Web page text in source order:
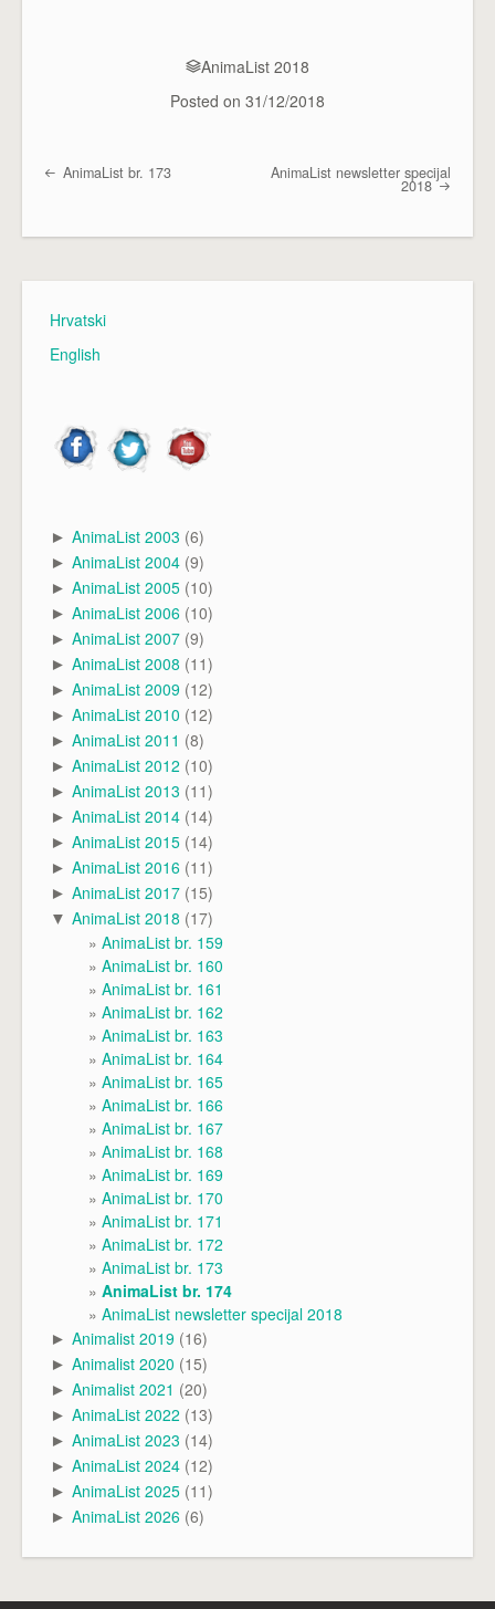
AnimaList 2018
Posted on 31/12/2018
Post navigation
AnimaList br. 173 AnimaList newsletter specijal
2018
Hrvatski
English
► AnimaList 2003 (6)
► AnimaList 2004 (9)
► AnimaList 2005 (10)
► AnimaList 2006 (10)
► AnimaList 2007 (9)
► AnimaList 2008 (11)
► AnimaList 2009 (12)
► AnimaList 2010 (12)
► AnimaList 2011 (8)
► AnimaList 2012 (10)
► AnimaList 2013 (11)
► AnimaList 2014 (14)
► AnimaList 2015 (14)
► AnimaList 2016 (11)
► AnimaList 2017 (15)
▼ AnimaList 2018 (17)
AnimaList br. 159
AnimaList br. 160
AnimaList br. 161
AnimaList br. 162
AnimaList br. 163
AnimaList br. 164
AnimaList br. 165
AnimaList br. 166
AnimaList br. 167
AnimaList br. 168
AnimaList br. 169
AnimaList br. 170
AnimaList br. 171
AnimaList br. 172
AnimaList br. 173
AnimaList br. 174
AnimaList newsletter specijal 2018
► Animalist 2019 (16)
► Animalist 2020 (15)
► Animalist 2021 (20)
► AnimaList 2022 (13)
► AnimaList 2023 (14)
► AnimaList 2024 (12)
► AnimaList 2025 (11)
► AnimaList 2026 (6)